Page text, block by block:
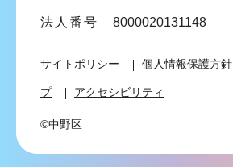
法人番号 8000020131148
サイトポリシー 個人情報保護方針
プ アクセシビリティ
©中野区